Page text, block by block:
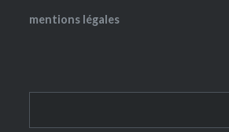
mentions légales